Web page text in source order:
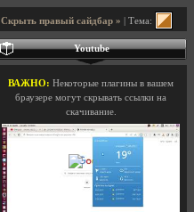
Скрыть правый сайдбар » | Тема:
Youtube
ВАЖНО: Некоторые плагины в вашем
браузере могут скрывать ссылки на
скачивание.